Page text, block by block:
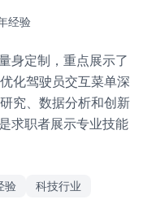
经验
身定制，重点展示了
化驾驶员交互菜单深
究、数据分析和创新
求职者展示专业技能
验 科技行业